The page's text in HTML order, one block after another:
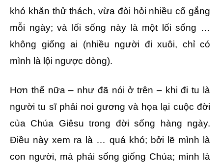
khó khăn thử thách, vừa đòi hỏi nhiều cố gắng
mỗi ngày; và lối sống này là một lối sống …
không giống ai (nhiều người đi xuôi, chỉ có
mình là lội ngược dòng).
Hơn thế nữa – như đã nói ở trên – khi đi tu là
người tu sĩ phải noi gương và họa lại cuộc đời
của Chúa Giêsu trong đời sống hàng ngày.
Điều này xem ra là … quá khó; bởi lẽ mình là
con người, mà phải sống giống Chúa; mình là